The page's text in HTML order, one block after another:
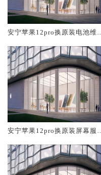
安宁苹果12pro换原装电池维修
安宁苹果12pro换原装屏幕服务